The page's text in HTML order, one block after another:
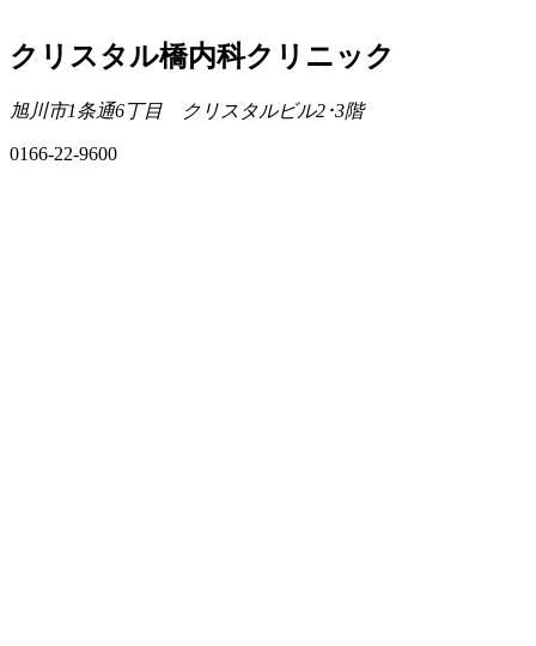
クリスタル橋内科クリニック
旭川市1条通6丁目 クリスタルビル2･3階
0166-22-9600